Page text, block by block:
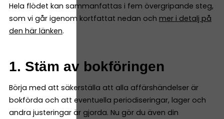
Hela flödet kan sammanfattas i fem övergripande steg,
som vi går igenom kortfattat nedan och mer i detalj på
den här länken.
1. Stäm av bokföringen
Börja med att säkerställa att alla affärshändelser är
bokförda och att eventuella periodiseringar, lager och
andra justeringar är gjorda. Nu gör du även din